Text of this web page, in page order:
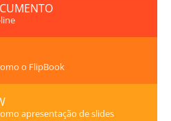
o FlipBook
apresentação de slides